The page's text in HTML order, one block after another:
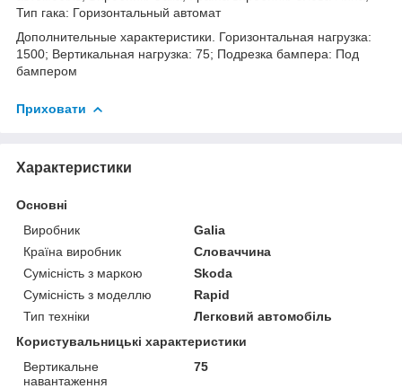
Тип гака: Горизонтальный автомат
Дополнительные характеристики. Горизонтальная нагрузка:
1500; Вертикальная нагрузка: 75; Подрезка бампера: Под
бампером
Приховати
Характеристики
Основні
Виробник
Galia
Країна виробник
Словаччина
Сумісність з маркою
Skoda
Сумісність з моделлю
Rapid
Тип техніки
Легковий автомобіль
Користувальницькі характеристики
Вертикальне
навантаження
75